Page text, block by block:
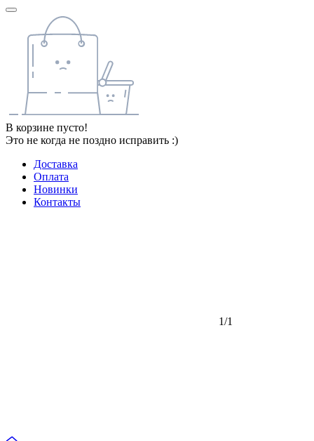
В корзине пусто!
Это не когда не поздно исправить :)
Доставка
Оплата
Новинки
Контакты
1/1